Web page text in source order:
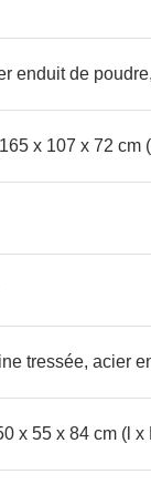
enduit de
x 107 x 72 cm
tressée, acier
x 55 x 84 cm (l x